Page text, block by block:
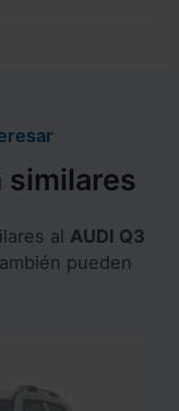
similares
al AUDI Q3
pueden